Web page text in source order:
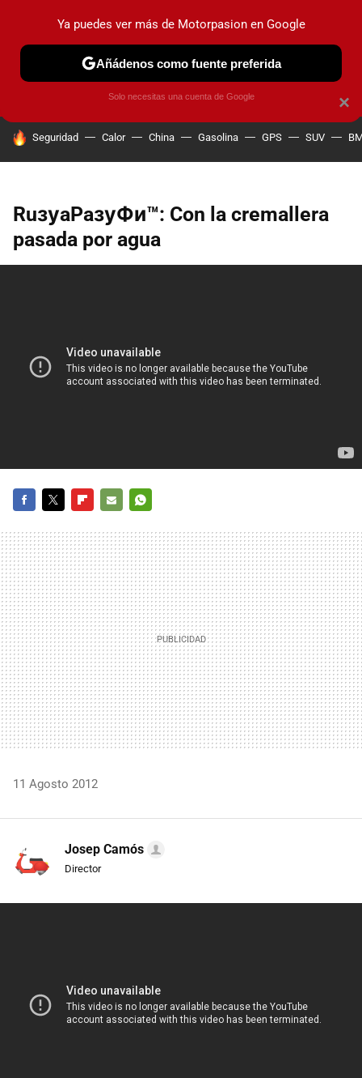
PRUEBAS COCHES ELÉCTRICOS OBSERVATORIO
HOY SE HABLA DE
Seguridad Calor China Gasolina GPS SUV
RuзуaPaзуФи™: Con la cremallera
pasada por agua
MAIL
11 Agosto 2012
Josep Camós
Director
×
Ya puedes ver más de Motorpasion en Google
Añádenos como fuente preferida
Solo necesitas una cuenta de Google